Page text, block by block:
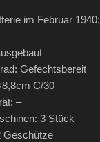
im Februar 1940:
Gefechtsbereit
C/30
–
3 Stück
Geschütze